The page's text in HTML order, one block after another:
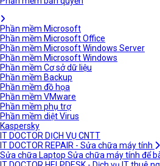
Phần mềm Microsoft
Phần mềm Microsoft Office
Phần mềm Microsoft Windows Server
Phần mềm Microsoft Windows
Phần mềm Cơ sở dữ liệu
Phần mềm Backup
Phần mềm đồ họa
Phần mềm VMware
Phần mềm phụ trợ
Phần mềm diệt Virus
Kaspersky
IT DOCTOR DỊCH VỤ CNTT
IT DOCTOR REPAIR - Sửa chữa máy tính
Sửa chữa Laptop Sửa chữa máy tính để